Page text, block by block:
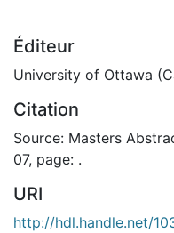
Éditeur
University of Ottawa
Citation
Source: Masters
07, page: .
URI
http://hdl.handle.net/